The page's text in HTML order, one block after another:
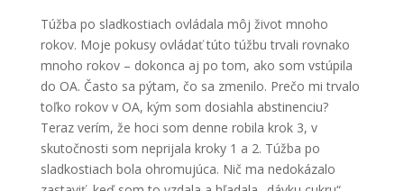
Túžba po sladkostiach ovládala môj život mnoho
rokov. Moje pokusy ovládať túto túžbu trvali rovnako
mnoho rokov – dokonca aj po tom, ako som vstúpila
do OA. Často sa pýtam, čo sa zmenilo. Prečo mi trvalo
toľko rokov v OA, kým som dosiahla abstinenciu?
Teraz verím, že hoci som denne robila krok 3, v
skutočnosti som neprijala kroky 1 a 2. Túžba po
sladkostiach bola ohromujúca. Nič ma nedokázalo